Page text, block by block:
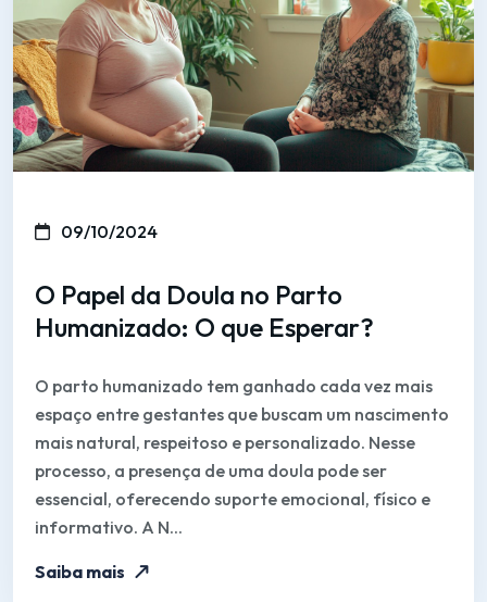
09/10/2024
O Papel da Doula no Parto
Humanizado: O que Esperar?
O parto humanizado tem ganhado cada vez mais
espaço entre gestantes que buscam um nascimento
mais natural, respeitoso e personalizado. Nesse
processo, a presença de uma doula pode ser
essencial, oferecendo suporte emocional, físico e
informativo. A N...
Saiba mais